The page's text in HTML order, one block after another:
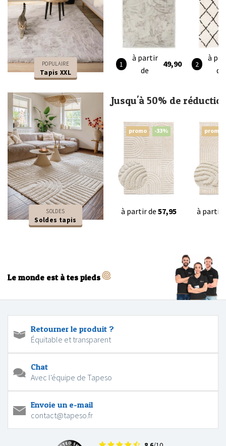
POPULAIRE
Tapis XXL
à partir
de
49,90
à
de
SOLDES
Soldes tapis
Jusqu'à 50% de
promo -33%
à partir de 57,95
promo
à partir
Le monde est à tes pieds
Retourner le produit ?
Équitable et transparent
Chat
Avec l'équipe de Tapeso
Envoie un e-mail
contact@tapeso.fr